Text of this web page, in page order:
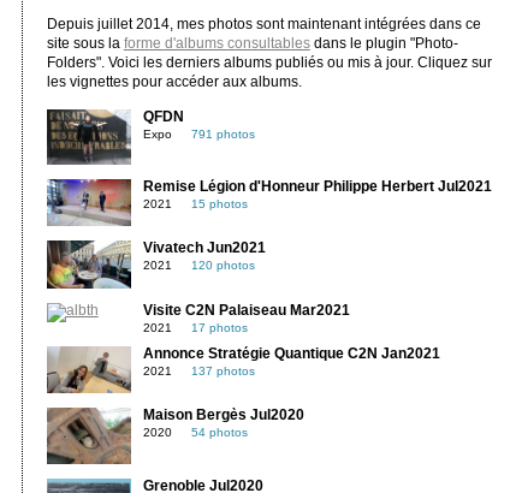
Depuis juillet 2014, mes photos sont maintenant intégrées dans ce
site sous la forme d'albums consultablesdans le plugin "Photo-
Folders". Voici les derniers albums publiés ou mis à jour. Cliquez sur
les vignettes pour accéder aux albums.
QFDN
Expo 791 photos
Remise Légion d'Honneur Philippe Herbert Jul2021
2021 15 photos
Vivatech Jun2021
2021 120 photos
Visite C2N Palaiseau Mar2021
2021 17 photos
Annonce Stratégie Quantique C2N Jan2021
2021 137 photos
Maison Bergès Jul2020
2020 54 photos
Grenoble Jul2020